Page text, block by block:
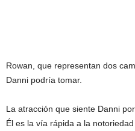
Rowan, que representan dos
Danni podría tomar.
La atracción que siente Danni
Él es la vía rápida a la